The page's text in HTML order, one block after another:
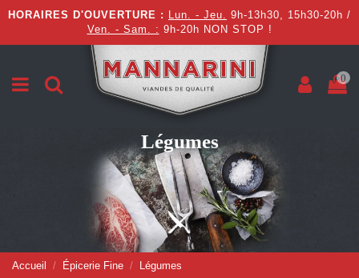
HORAIRES D'OUVERTURE : Lun. - Jeu. 9h-13h30, 15h30-20h /
Ven. - Sam. : 9h-20h NON STOP !
0
Légumes
Accueil Épicerie Fine Légumes